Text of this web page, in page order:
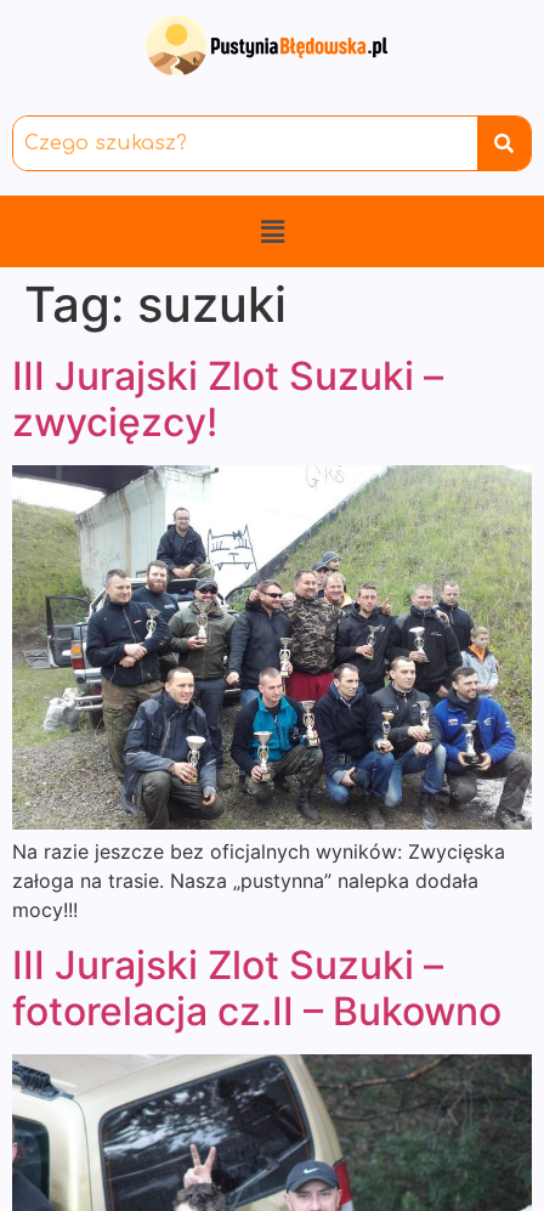
Tag: suzuki
III Jurajski Zlot Suzuki –
zwycięzcy!
Na razie jeszcze bez oficjalnych wyników: Zwycięska
załoga na trasie. Nasza „pustynna” nalepka dodała
mocy!!!
III Jurajski Zlot Suzuki –
fotorelacja cz.II – Bukowno